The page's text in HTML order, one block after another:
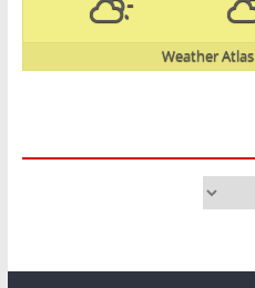
Weather Atlas